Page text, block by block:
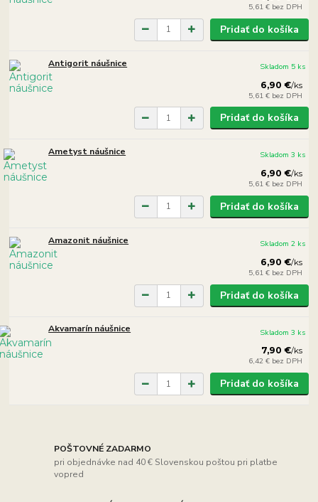
5,61 € bez DPH
Pridať do košíka
Antigorit náušnice
6,90 €/ks
5,61 € bez DPH
Skladom 5 ks
Pridať do košíka
Ametyst náušnice
6,90 €/ks
5,61 € bez DPH
Skladom 3 ks
Pridať do košíka
Amazonit náušnice
6,90 €/ks
5,61 € bez DPH
Skladom 2 ks
Pridať do košíka
Akvamarín náušnice
7,90 €/ks
6,42 € bez DPH
Skladom 3 ks
Pridať do košíka
POŠTOVNÉ ZADARMO
pri objednávke nad 40 € Slovenskou poštou pri platbe
vopred